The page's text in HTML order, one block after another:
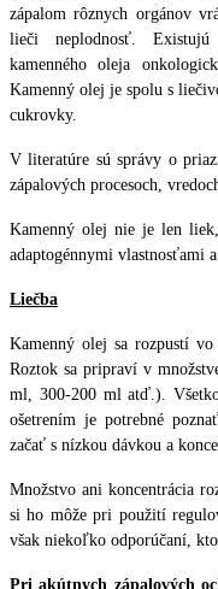
zápalom rôznych orgánov
lieči neplodnosť. Existujú
kamenného oleja
Kamenný olej je spolu s
cukrovky.
V literatúre sú správy o
zápalových procesoch,
Kamenný olej nie je len
adaptogénnymi vlastnosťami
Liečba
Kamenný olej sa rozpustí
Roztok sa pripraví v
ml, 300-200 ml atď.).
ošetrením je potrebné
začať s nízkou dávkou a
Množstvo ani koncentrácia
si ho môže pri použití
však niekoľko odporúčaní,
Pri akútnych zápalových